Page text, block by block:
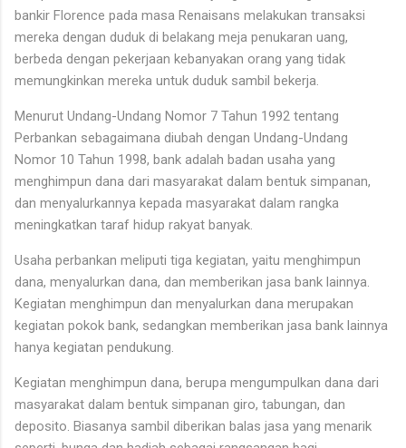
bankir Florence pada masa Renaisans melakukan transaksi
mereka dengan duduk di belakang meja penukaran uang,
berbeda dengan pekerjaan kebanyakan orang yang tidak
memungkinkan mereka untuk duduk sambil bekerja.
Menurut Undang-Undang Nomor 7 Tahun 1992 tentang
Perbankan sebagaimana diubah dengan Undang-Undang
Nomor 10 Tahun 1998, bank adalah badan usaha yang
menghimpun dana dari masyarakat dalam bentuk simpanan,
dan menyalurkannya kepada masyarakat dalam rangka
meningkatkan taraf hidup rakyat banyak.
Usaha perbankan meliputi tiga kegiatan, yaitu menghimpun
dana, menyalurkan dana, dan memberikan jasa bank lainnya.
Kegiatan menghimpun dan menyalurkan dana merupakan
kegiatan pokok bank, sedangkan memberikan jasa bank lainnya
hanya kegiatan pendukung.
Kegiatan menghimpun dana, berupa mengumpulkan dana dari
masyarakat dalam bentuk simpanan giro, tabungan, dan
deposito. Biasanya sambil diberikan balas jasa yang menarik